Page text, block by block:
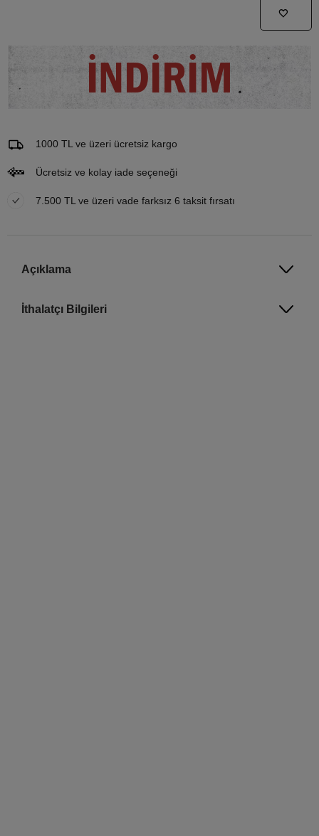
İNDİRİM
1000 TL ve üzeri ücretsiz kargo
Ücretsiz ve kolay iade seçeneği
7.500 TL ve üzeri vade farksız 6 taksit fırsatı
Açıklama
İthalatçı Bilgileri